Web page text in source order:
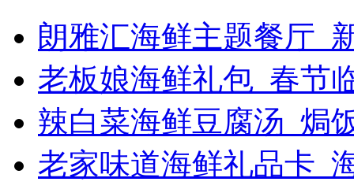
朗雅汇海鲜主题餐厅_
老板娘海鲜礼包_春节
辣白菜海鲜豆腐汤_焗
老家味道海鲜礼品卡_